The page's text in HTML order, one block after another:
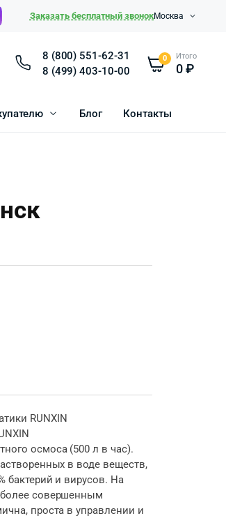
Заказать бесплатный звонокМосква
8 (800) 551-62-31
8 (499) 403-10-00
0 Итого
0₽
Блог Контакты
RUNXIN
осмоса (500 л в час).
в воде веществ,
бактерий и вирусов. На
совершенным
проста в управлении и